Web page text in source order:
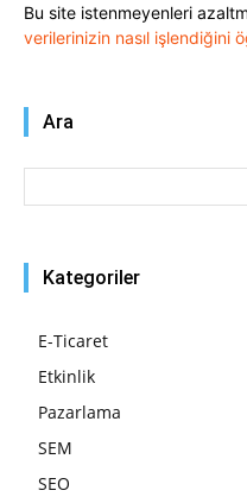
Bu site istenmeyenleri
verilerinizin nasıl işlendiğini
Ara
Kategoriler
E-Ticaret
Etkinlik
Pazarlama
SEM
SEO